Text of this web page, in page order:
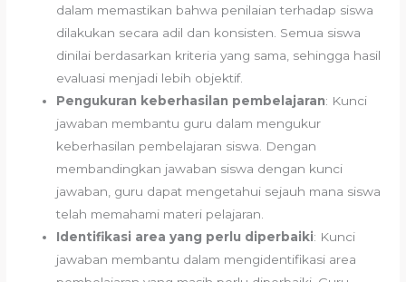
dalam memastikan bahwa penilaian terhadap siswa
dilakukan secara adil dan konsisten. Semua siswa
dinilai berdasarkan kriteria yang sama, sehingga hasil
evaluasi menjadi lebih objektif.
Pengukuran keberhasilan pembelajaran: Kunci
jawaban membantu guru dalam mengukur
keberhasilan pembelajaran siswa. Dengan
membandingkan jawaban siswa dengan kunci
jawaban, guru dapat mengetahui sejauh mana siswa
telah memahami materi pelajaran.
Identifikasi area yang perlu diperbaiki: Kunci
jawaban membantu dalam mengidentifikasi area